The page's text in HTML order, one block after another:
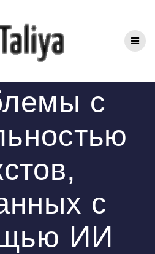
контенту
с
с
ИИ